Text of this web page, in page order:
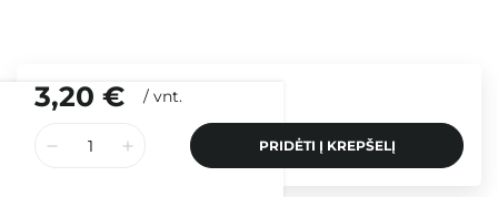
3,20 € / vnt.
PRIDĖTI Į KREPŠELĮ